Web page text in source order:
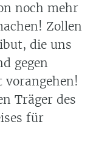
noch mehr
Zollen
die uns
gegen
vorangehen!
Träger des
für